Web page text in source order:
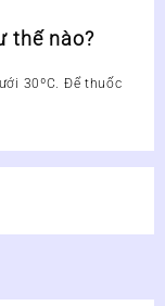
thế nào?
30ºC. Để thuốc